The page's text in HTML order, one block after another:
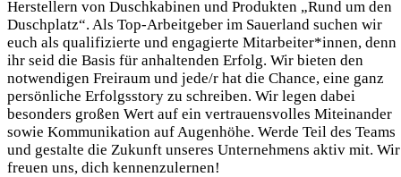
Herstellern von Duschkabinen und Produkten „Rund um den
Duschplatz“. Als Top-Arbeitgeber im Sauerland suchen wir
euch als qualifizierte und engagierte Mitarbeiter*innen, denn
ihr seid die Basis für anhaltenden Erfolg. Wir bieten den
notwendigen Freiraum und jede/r hat die Chance, eine ganz
persönliche Erfolgsstory zu schreiben. Wir legen dabei
besonders großen Wert auf ein vertrauensvolles Miteinander
sowie Kommunikation auf Augenhöhe. Werde Teil des Teams
und gestalte die Zukunft unseres Unternehmens aktiv mit. Wir
freuen uns, dich kennenzulernen!